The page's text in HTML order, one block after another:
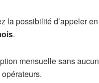
la possibilité d’appeler en
.
mensuelle sans aucun